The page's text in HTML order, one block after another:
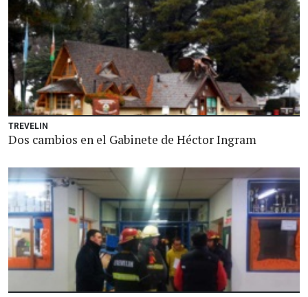
TREVELIN
Dos cambios en el Gabinete de Héctor Ingram